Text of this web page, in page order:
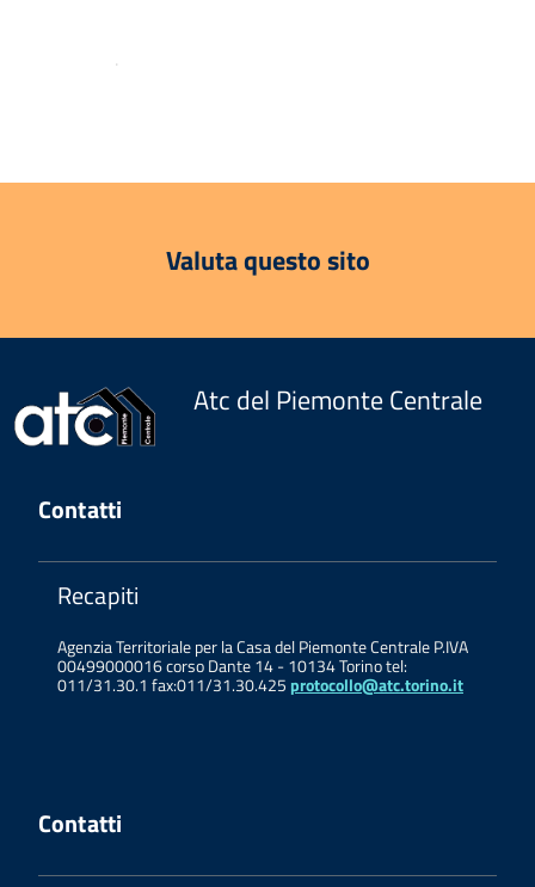
.
Valuta questo sito
Atc del Piemonte Centrale
Contatti
Recapiti
Agenzia Territoriale per la Casa del Piemonte Centrale P.IVA
00499000016 corso Dante 14 - 10134 Torino tel:
011/31.30.1 fax:011/31.30.425 protocollo@atc.torino.it
Contatti